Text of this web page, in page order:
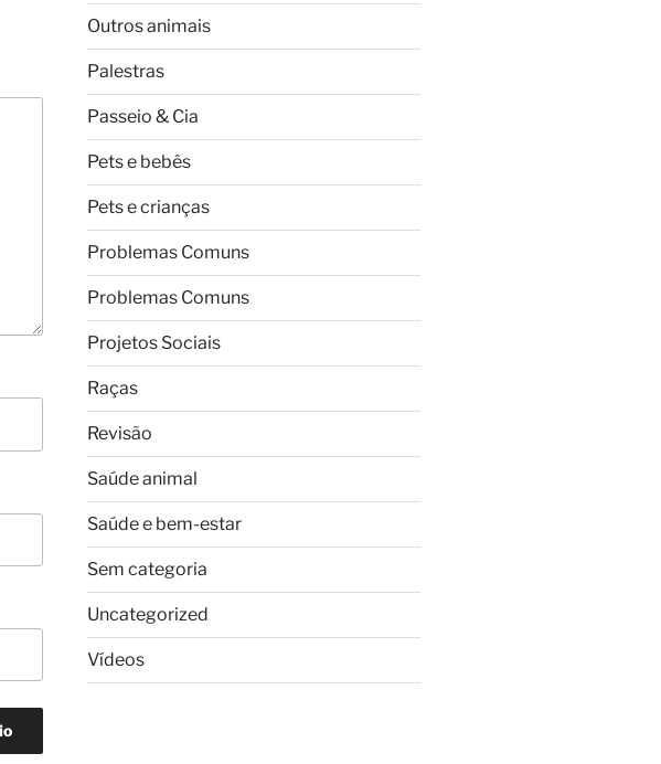
Outros animais
Palestras
Passeio & Cia
Pets e bebês
Pets e crianças
Problemas Comuns
Problemas Comuns
Projetos Sociais
Raças
Revisão
Saúde animal
Saúde e bem-estar
Sem categoria
Uncategorized
Vídeos